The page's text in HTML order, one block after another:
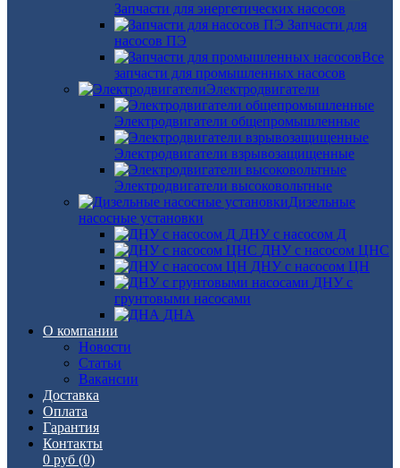
Запчасти для энергетических насосов
Запчасти для
насосов ПЭ
Все
запчасти для промышленных насосов
Электродвигатели
Электродвигатели общепромышленные
Электродвигатели взрывозащищенные
Электродвигатели высоковольтные
Дизельные
насосные установки
ДНУ с насосом Д
ДНУ с насосом ЦНС
ДНУ с насосом ЦН
ДНУ с
грунтовыми насосами
ДНА
О компании
Новости
Статьи
Вакансии
Доставка
Оплата
Гарантия
Контакты
0 руб (0)